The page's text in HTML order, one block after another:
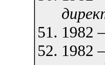
1982
1982